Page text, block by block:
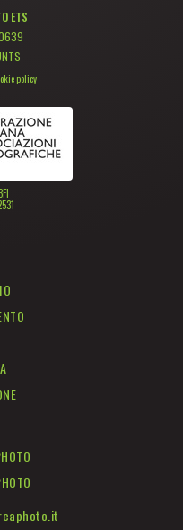
ETS
policy